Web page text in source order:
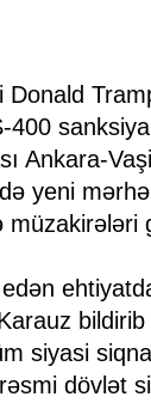
Donald
Ankara-
yeni
müzakirələri
bildirib
siyasi
dövlət